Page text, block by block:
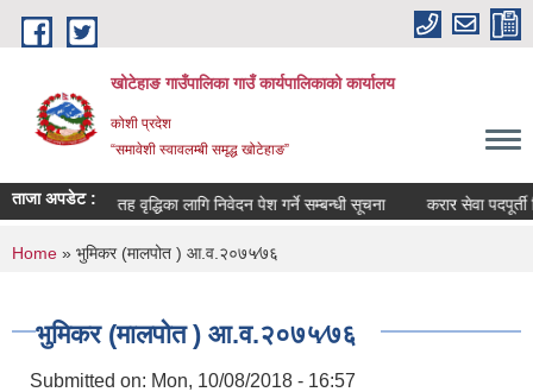
Skip to main content
खोटेहाङ गाउँपालिका गाउँ कार्यपालिकाको कार्यालय
कोशी प्रदेश
“समावेशी स्वावलम्बी समृद्ध खोटेहाङ”
ताजा अपडेट :
। तह वृद्धिका लागि निवेदन पेश गर्ने सम्बन्धी सूचना करार सेवा पदपूर्ती
You are here
Home » भुमिकर (मालपोत ) आ.व.२०७५∕७६
भुमिकर (मालपोत ) आ.व.२०७५∕७६
Submitted on: Mon, 10/08/2018 - 16:57